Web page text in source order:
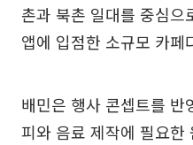
촌과 북촌 일대를 중심으
앱에 입점한 소규모 카페
배민은 행사 콘셉트를 반
피와 음료 제작에 필요한